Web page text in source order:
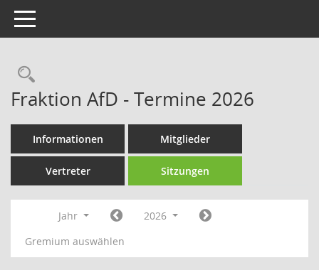
Toggle navigation
Rechercheauswahl
Fraktion AfD - Termine 2026
Informationen Mitglieder
Vertreter Sitzungen
Jahr
2026
Gremium auswählen